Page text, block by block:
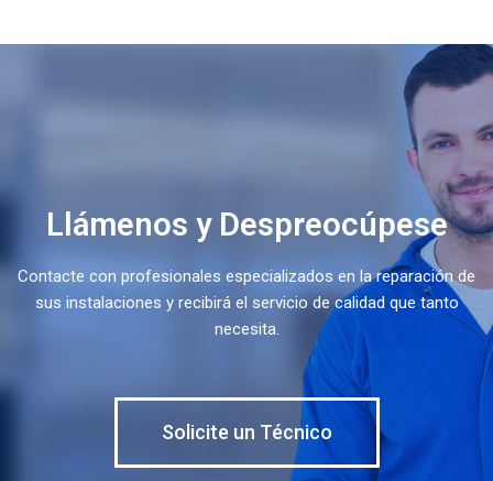
Llámenos y Despreocúpese
Contacte con profesionales especializados en la reparación de
sus instalaciones y recibirá el servicio de calidad que tanto
necesita.
Solicite un Técnico